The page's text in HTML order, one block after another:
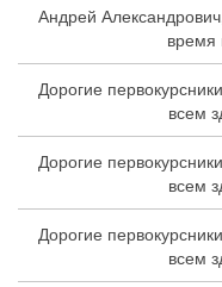
Андрей
время
Дорогие
всем
Дорогие
всем
Дорогие
всем